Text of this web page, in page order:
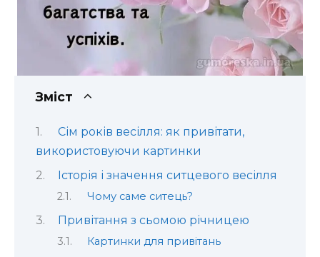
Зміст
Сім років весілля: як привітати,
використовуючи картинки
Історія і значення ситцевого весілля
Чому саме ситець?
Привітання з сьомою річницею
Картинки для привітань